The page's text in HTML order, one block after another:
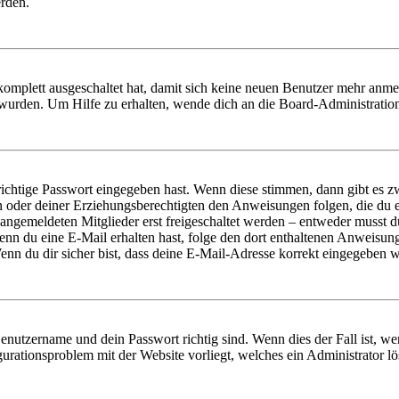
ausgeschaltet hat, damit sich keine neuen Benutzer mehr
Um Hilfe zu erhalten, wende dich an die Board-
Passwort eingegeben hast. Wenn diese stimmen, dann gibt es
deiner Erziehungsberechtigten den Anweisungen folgen, die
Mitglieder erst freigeschaltet werden – entweder musst
du eine E-Mail erhalten hast, folge den dort enthaltenen
du dir sicher bist, dass deine E-Mail-Adresse korrekt eingegeben
und dein Passwort richtig sind. Wenn dies der Fall ist,
mit der Website vorliegt, welches ein Administrator